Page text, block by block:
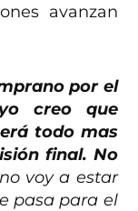
avanzan
por el
creo que
todo mas
final. No
voy a estar
pasa para el